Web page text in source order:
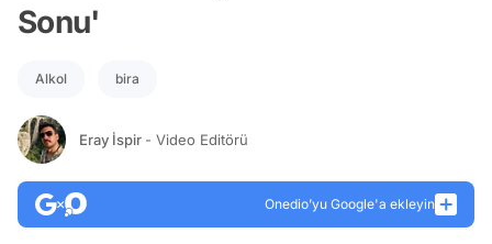
Sonu'
Alkol bira
Eray İspir - Video Editörü
Onedio’yu Google'a ekleyin